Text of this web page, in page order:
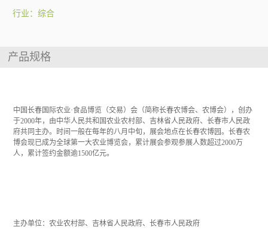
行业：综合
产品规格
中国长春国际农业·食品博览（交易）会（简称长春农博会、农博会），创办
于2000年，由中华人民共和国农业农村部、吉林省人民政府、长春市人民政
府共同主办。时间一般在每年的八月中旬，展会地点在长春农博园。长春农
博会现已成为全球第一大农业博览会，累计展会参观参展人数超过2000万
人，累计签约金额逾1500亿元。
主办单位：农业农村部、吉林省人民政府、长春市人民政府